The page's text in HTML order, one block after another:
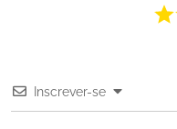
Inscrever-se